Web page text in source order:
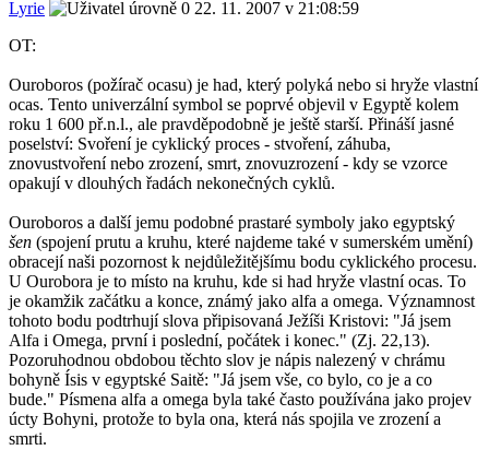
Lyrie
22. 11. 2007 v 21:08:59
OT:
Ouroboros (požírač ocasu) je had, který polyká nebo si hryže vlastní
ocas. Tento univerzální symbol se poprvé objevil v Egyptě kolem
roku 1 600 př.n.l., ale pravděpodobně je ještě starší. Přináší jasné
poselství: Svoření je cyklický proces - stvoření, záhuba,
znovustvoření nebo zrození, smrt, znovuzrození - kdy se vzorce
opakují v dlouhých řadách nekonečných cyklů.
Ouroboros a další jemu podobné prastaré symboly jako egyptský
šen (spojení prutu a kruhu, které najdeme také v sumerském umění)
obracejí naši pozornost k nejdůležitějšímu bodu cyklického procesu.
U Ourobora je to místo na kruhu, kde si had hryže vlastní ocas. To
je okamžik začátku a konce, známý jako alfa a omega. Významnost
tohoto bodu podtrhují slova připisovaná Ježíši Kristovi: "Já jsem
Alfa i Omega, první i poslední, počátek i konec." (Zj. 22,13).
Pozoruhodnou obdobou těchto slov je nápis nalezený v chrámu
bohyně Ísis v egyptské Saitě: "Já jsem vše, co bylo, co je a co
bude." Písmena alfa a omega byla také často používána jako projev
úcty Bohyni, protože to byla ona, která nás spojila ve zrození a
smrti.